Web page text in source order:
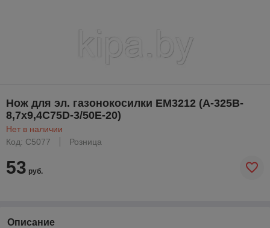
Нож для эл. газонокосилки ЕМ3212 (A-325B-
8,7x9,4C75D-3/50E-20)
Нет в наличии
Код: C5077
Розница
53 руб.
Описание